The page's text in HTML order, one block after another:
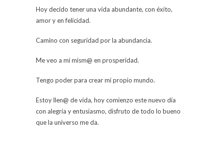
Hoy decido tener una vida abundante, con éxito,
amor y en felicidad.
Camino con seguridad por la abundancia.
Me veo a mi mism@ en prosperidad.
Tengo poder para crear mi propio mundo.
Estoy llen@ de vida, hoy comienzo este nuevo día
con alegría y entusiasmo, disfruto de todo lo bueno
que la universo me da.